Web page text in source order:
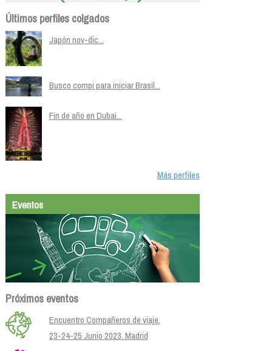
Últimos perfiles colgados
Japón nov-dic...
Busco compi para iniciar Brasil...
Fin de año en Dubai...
Más perfiles
Eventos
Próximos eventos
Encuentro Compañeros de viaje.
23-24-25 Junio 2023. Madrid